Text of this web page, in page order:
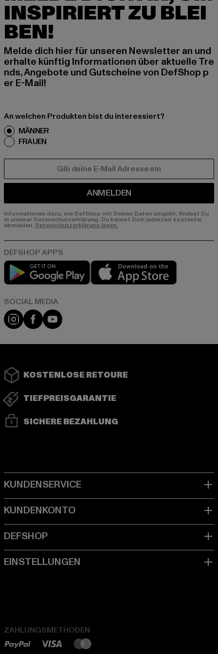
INSPIRIERT ZU BLEI
BEN!
Melde dich hier für unseren Newsletter an und
erhalte künftig Informationen über aktuelle Tre
nds, Angebote und Gutscheine von DefShop p
er E-Mail!
An welchen Produkten bist du interessiert?
MÄNNER
FRAUEN
ANMELDEN
Informationen dazu, wie DefShop mit Deinen Daten umgeht, findest Du
in unserer Datenschutzerklärung. Du kannst Dich jederzeit kostenfei
abmelden. Datenschutzerklärung lesen.
Play market
Instagram
FacebookYouTube
KOSTENLOSE RETOURE
TIEFPREISGARANTIE
SICHERE BEZAHLUNG
ZAHLUNGSMETHODEN